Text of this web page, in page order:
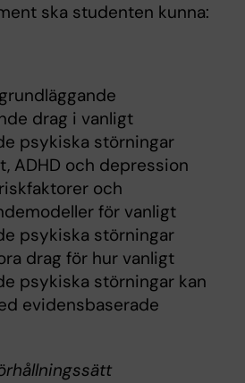
ska studenten kunna:
drag i vanligt
psykiska störningar
ADHD och depression
och
för vanligt
psykiska störningar
drag för hur vanligt
psykiska störningar kan
evidensbaserade